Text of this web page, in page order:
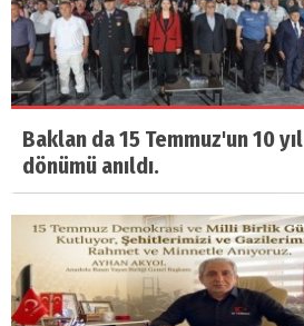
Baklan da 15 Temmuz'un 10 yıl
dönümü anıldı.